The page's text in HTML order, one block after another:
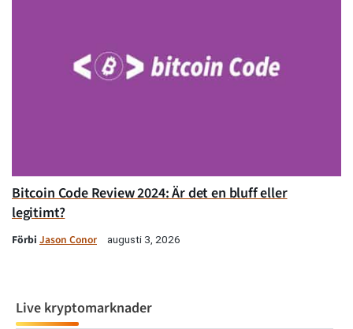
Bitcoin Code Review 2024: Är det en bluff eller
legitimt?
Förbi Jason Conor augusti 3, 2026
Live kryptomarknader